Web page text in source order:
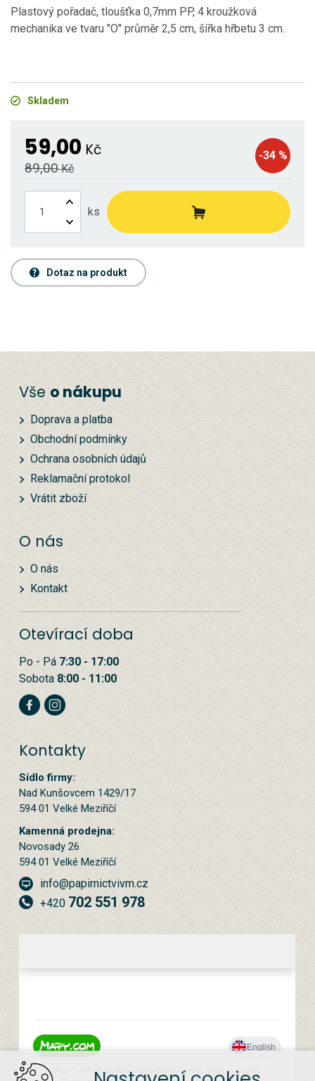
Plastový pořadač, tloušťka 0,7mm PP, 4 kroužková
mechanika ve tvaru "O" průměr 2,5 cm, šířka hřbetu 3 cm.
Skladem
59,00 Kč
89,00 Kč
-34 %
ks
Dotaz na produkt
Vše o nákupu
Doprava a platba
Obchodní podmínky
Ochrana osobních údajů
Reklamační protokol
Vrátit zboží
O nás
O nás
Kontakt
Otevírací doba
Po - Pá 7:30 - 17:00
Sobota 8:00 - 11:00
Kontakty
Sídlo firmy:
Nad Kunšovcem 1429/17
594 01 Velké Meziříčí
Kamenná prodejna:
Novosady 26
594 01 Velké Meziříčí
info@papirnictvivm.cz
+420 702 551 978